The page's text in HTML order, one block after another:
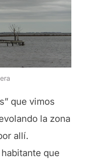
que vimos
la zona
allí.
que